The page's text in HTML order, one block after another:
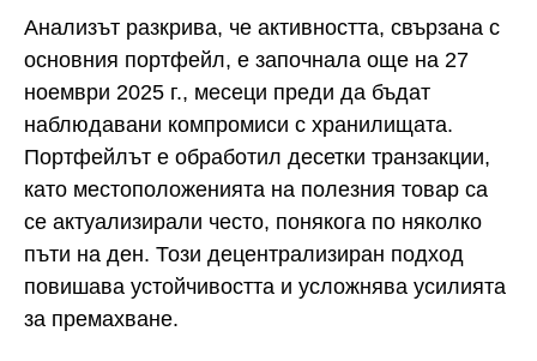
Анализът разкрива, че активността, свързана с
основния портфейл, е започнала още на 27
ноември 2025 г., месеци преди да бъдат
наблюдавани компромиси с хранилищата.
Портфейлът е обработил десетки транзакции,
като местоположенията на полезния товар са
се актуализирали често, понякога по няколко
пъти на ден. Този децентрализиран подход
повишава устойчивостта и усложнява усилията
за премахване.